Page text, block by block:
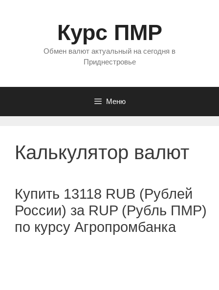
Курс ПМР
Обмен валют актуальный на сегодня в
Приднестровье
Меню
Калькулятор валют
Купить 13118 RUB (Рублей
России) за RUP (Рубль ПМР)
по курсу Агропромбанка